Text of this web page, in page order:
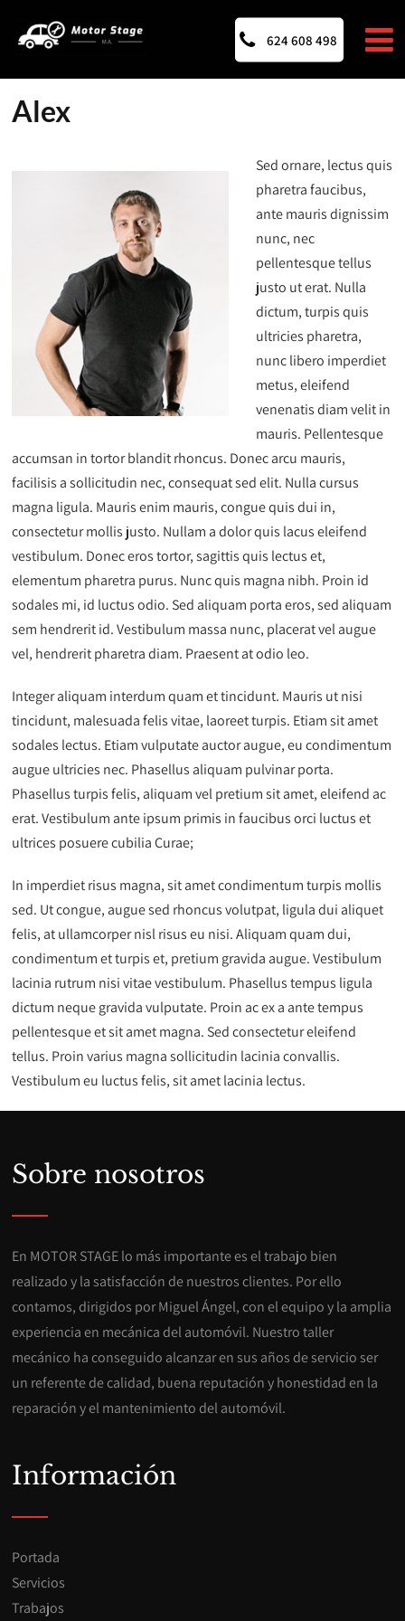
624 608 498
Alex
Sed ornare, lectus quis
pharetra faucibus,
ante mauris dignissim
nunc, nec
pellentesque tellus
justo ut erat. Nulla
dictum, turpis quis
ultricies pharetra,
nunc libero imperdiet
metus, eleifend
venenatis diam velit in
mauris. Pellentesque
accumsan in tortor blandit rhoncus. Donec arcu mauris,
facilisis a sollicitudin nec, consequat sed elit. Nulla cursus
magna ligula. Mauris enim mauris, congue quis dui in,
consectetur mollis justo. Nullam a dolor quis lacus eleifend
vestibulum. Donec eros tortor, sagittis quis lectus et,
elementum pharetra purus. Nunc quis magna nibh. Proin id
sodales mi, id luctus odio. Sed aliquam porta eros, sed aliquam
sem hendrerit id. Vestibulum massa nunc, placerat vel augue
vel, hendrerit pharetra diam. Praesent at odio leo.
Integer aliquam interdum quam et tincidunt. Mauris ut nisi
tincidunt, malesuada felis vitae, laoreet turpis. Etiam sit amet
sodales lectus. Etiam vulputate auctor augue, eu condimentum
augue ultricies nec. Phasellus aliquam pulvinar porta.
Phasellus turpis felis, aliquam vel pretium sit amet, eleifend ac
erat. Vestibulum ante ipsum primis in faucibus orci luctus et
ultrices posuere cubilia Curae;
In imperdiet risus magna, sit amet condimentum turpis mollis
sed. Ut congue, augue sed rhoncus volutpat, ligula dui aliquet
felis, at ullamcorper nisl risus eu nisi. Aliquam quam dui,
condimentum et turpis et, pretium gravida augue. Vestibulum
lacinia rutrum nisi vitae vestibulum. Phasellus tempus ligula
dictum neque gravida vulputate. Proin ac ex a ante tempus
pellentesque et sit amet magna. Sed consectetur eleifend
tellus. Proin varius magna sollicitudin lacinia convallis.
Vestibulum eu luctus felis, sit amet lacinia lectus.
Sobre nosotros
En MOTOR STAGE lo más importante es el trabajo bien
realizado y la satisfacción de nuestros clientes. Por ello
contamos, dirigidos por Miguel Ángel, con el equipo y la amplia
experiencia en mecánica del automóvil. Nuestro taller
mecánico ha conseguido alcanzar en sus años de servicio ser
un referente de calidad, buena reputación y honestidad en la
reparación y el mantenimiento del automóvil.
Información
Portada
Servicios
Trabajos